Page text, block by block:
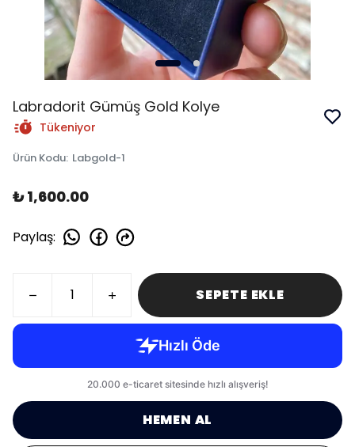
Labradorit Gümüş Gold Kolye
Tükeniyor
Ürün Kodu: Labgold-1
₺ 1,600.00
Paylaş:
SEPETE EKLE
HEMEN AL